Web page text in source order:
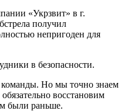
«Укрзвит» в г.
получил
непригоден для
в безопасности.
Но мы точно знаем
восстановим
были раньше.